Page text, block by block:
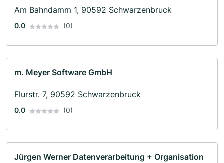
Am Bahndamm 1, 90592 Schwarzenbruck
0.0 (0)
m. Meyer Software GmbH
Flurstr. 7, 90592 Schwarzenbruck
0.0 (0)
Jürgen Werner Datenverarbeitung + Organisation